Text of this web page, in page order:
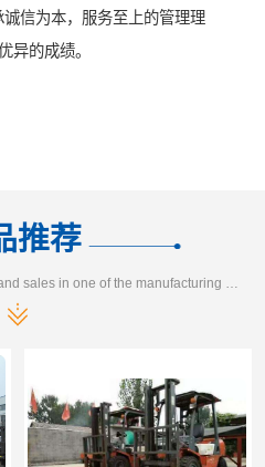
诚信为本，服务至上的管理理
异的成绩。
推荐